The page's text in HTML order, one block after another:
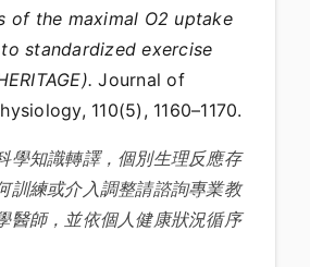
of the maximal O2 uptake
standardized exercise
Journal of
110(5), 1160–1170.
學知識轉譯，個別生理反應存
訓練或介入調整請諮詢專業教
醫師，並依個人健康狀況循序